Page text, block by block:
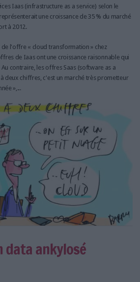
Iaas (infrastructure as a service) selon le
une croissance de 35 % du marché
à 2012.
de l'offre « cloud transformation » chez
de Iaas ont une croissance raisonnable qui
contraire, les offres Saas (software as a
deux chiffres, c'est un marché très prometteur
»,...
data ankylosé